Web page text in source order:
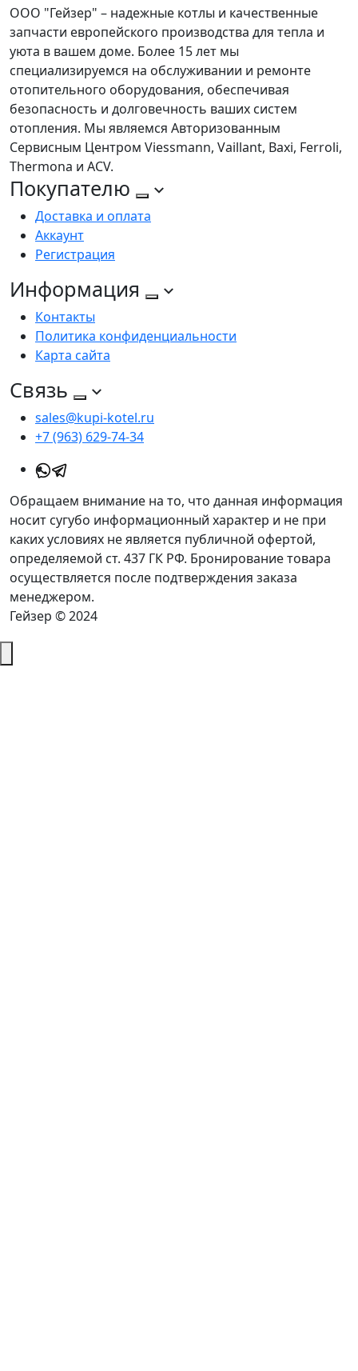
ООО "Гейзер" – надежные котлы и качественные
запчасти европейского производства для тепла и
уюта в вашем доме. Более 15 лет мы
специализируемся на обслуживании и ремонте
отопительного оборудования, обеспечивая
безопасность и долговечность ваших систем
отопления. Мы являемся Авторизованным
Сервисным Центром Viessmann, Vaillant, Baxi, Ferroli,
Thermona и ACV.
Покупателю
Доставка и оплата
Аккаунт
Регистрация
Информация
Контакты
Политика конфиденциальности
Карта сайта
Связь
sales@kupi-kotel.ru
+7 (963) 629-74-34
Обращаем внимание на то, что данная информация
носит сугубо информационный характер и не при
каких условиях не является публичной офертой,
определяемой ст. 437 ГК РФ. Бронирование товара
осуществляется после подтверждения заказа
менеджером.
Гейзер © 2024